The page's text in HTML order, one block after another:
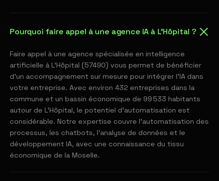
Pourquoi faire appel à une agence IA à L'Hôpital ?
Faire appel à une agence spécialisée en intelligence
artificielle à L'Hôpital (57490) vous permet de bénéficier
d'un accompagnement sur mesure pour intégrer l'IA dans
votre entreprise. Avec environ 432 entreprises dans la
commune et un bassin économique de 99 533 habitants
autour de L'Hôpital, le potentiel d'automatisation est
considérable. Notre expertise couvre l'automatisation des
processus, les chatbots, l'analyse de données et le
développement IA, avec une connaissance du tissu
économique de la Moselle.